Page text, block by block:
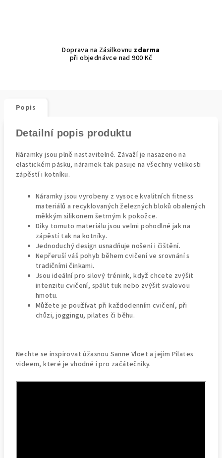
Doprava na Zásilkovnu zdarma
při objednávce nad 900 Kč
Popis
Detailní popis produktu
Náramky jsou plně nastavitelné. Závaží je nasazeno na
elastickém pásku, náramek tak pasuje na všechny velikosti
zápěstí i kotníku.
Náramky jsou vyrobeny z vysoce kvalitních fitness
materiálů a recyklovaných železných bloků obalených
měkkým silikonem šetrným k pokožce.
Díky tomuto materiálu jsou velmi pohodlné jak na
zápěstí tak na kotníky.
Jednoduchý design usnadňuje nošení i čištění.
Nepřeruší váš pohyb během cvičení ve srovnání s
tradičními činkami.
Jsou ideální pro silový trénink, když chcete zvýšit
intenzitu cvičení, spálit tuk nebo zvýšit svalovou
hmotu.
Můžete je používat při každodenním cvičení, při
chůzi, joggingu, pilates či běhu.
Nechte se inspirovat úžasnou Sanne Vloet a jejím Pilates
videem, které je vhodné i pro začátečníky.